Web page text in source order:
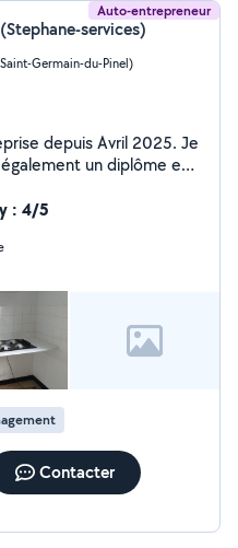
Auto-entrepreneur
services)
Germain-du-Pinel)
depuis Avril 2025. Je
un diplôme en
beaucoup de
Dans l attente de
Stéphane
: 4/5
Contacter